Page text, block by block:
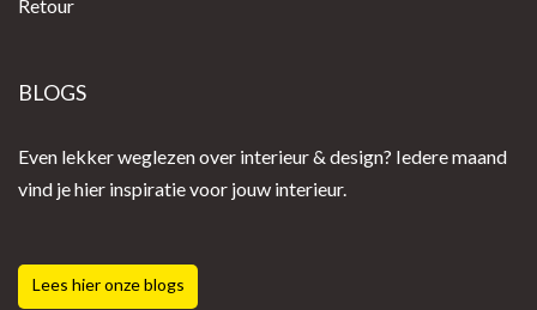
Retour
BLOGS
Even lekker weglezen over interieur & design? Iedere maand
vind je hier inspiratie voor jouw interieur.
Lees hier onze blogs